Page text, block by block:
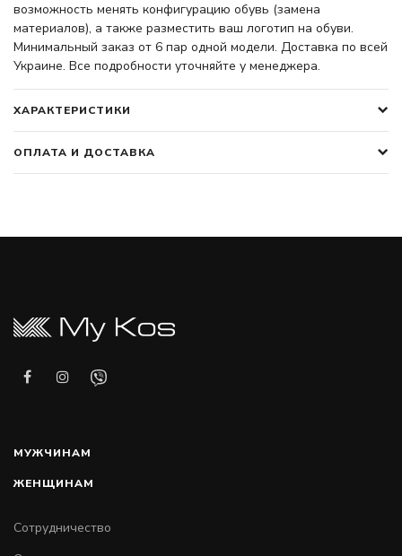
возможность менять конфигурацию обувь (замена
материалов), а также разместить ваш логотип на обуви.
Минимальный заказ от 6 пар одной модели. Доставка по всей
Украине. Все подробности уточняйте у менеджера.
ХАРАКТЕРИСТИКИ
ОПЛАТА И ДОСТАВКА
МУЖЧИНАМ
ЖЕНЩИНАМ
Сотрудничество